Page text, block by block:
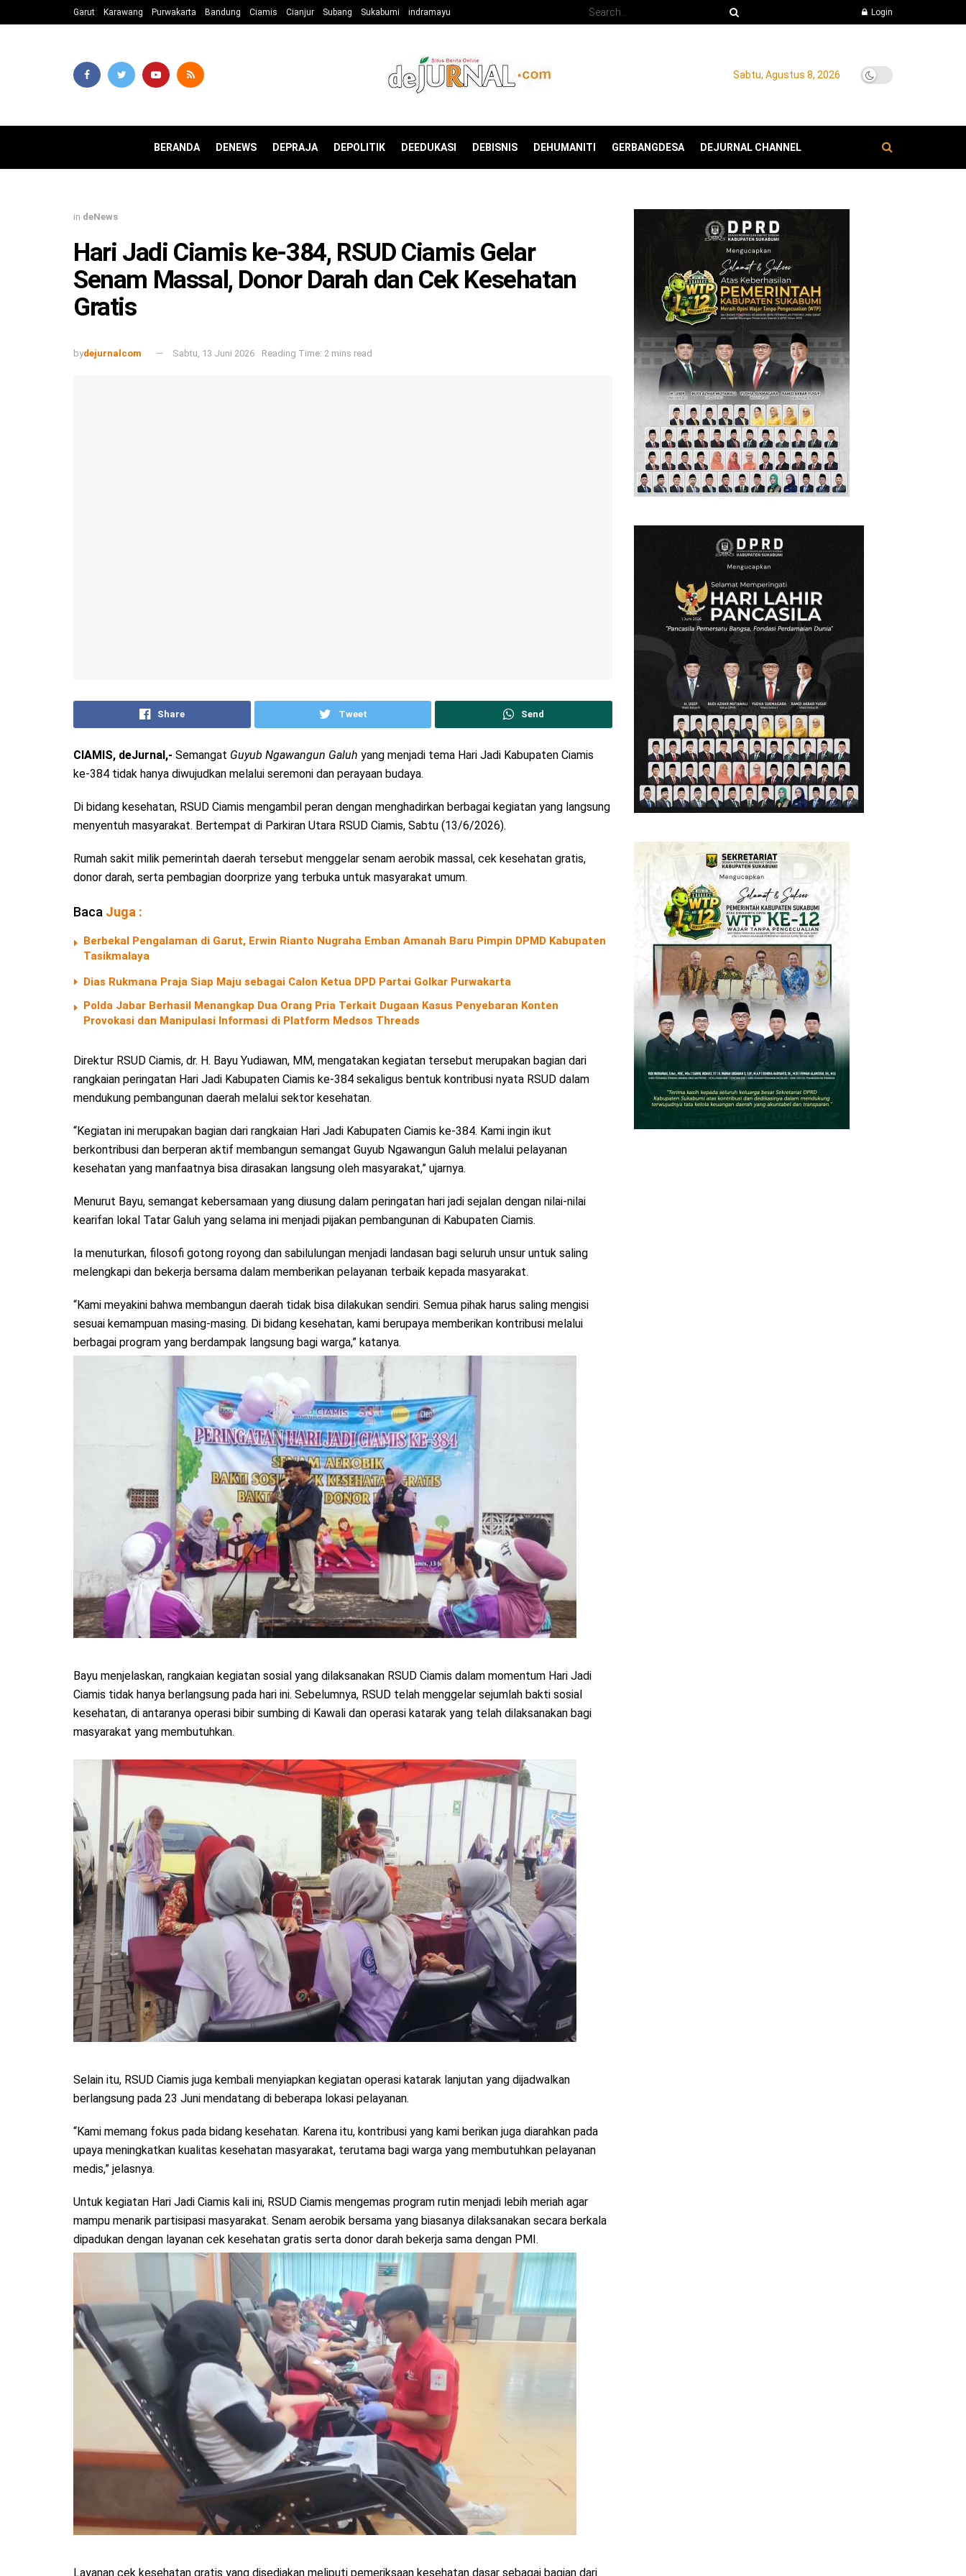
Garut Karawang Purwakarta Bandung Ciamis Cianjur Subang Sukabumi indramayu Login
Sabtu, Agustus 8, 2026
BERANDA DENEWS DEPRAJA DEPOLITIK DEEDUKASI DEBISNIS DEHUMANITI GERBANGDESA DEJURNAL CHANNEL
in deNews
Hari Jadi Ciamis ke-384, RSUD Ciamis Gelar
Senam Massal, Donor Darah dan Cek Kesehatan
Gratis
bydejurnalcom Sabtu, 13 Juni 2026 Reading Time: 2 mins read
Share Tweet Send
CIAMIS, deJurnal,- Semangat Guyub Ngawangun Galuh yang menjadi tema Hari Jadi Kabupaten Ciamis
ke-384 tidak hanya diwujudkan melalui seremoni dan perayaan budaya.
Di bidang kesehatan, RSUD Ciamis mengambil peran dengan menghadirkan berbagai kegiatan yang langsung
menyentuh masyarakat. Bertempat di Parkiran Utara RSUD Ciamis, Sabtu (13/6/2026).
Rumah sakit milik pemerintah daerah tersebut menggelar senam aerobik massal, cek kesehatan gratis,
donor darah, serta pembagian doorprize yang terbuka untuk masyarakat umum.
Baca Juga :
Berbekal Pengalaman di Garut, Erwin Rianto Nugraha Emban Amanah Baru Pimpin DPMD Kabupaten
Tasikmalaya
Dias Rukmana Praja Siap Maju sebagai Calon Ketua DPD Partai Golkar Purwakarta
Polda Jabar Berhasil Menangkap Dua Orang Pria Terkait Dugaan Kasus Penyebaran Konten
Provokasi dan Manipulasi Informasi di Platform Medsos Threads
Direktur RSUD Ciamis, dr. H. Bayu Yudiawan, MM, mengatakan kegiatan tersebut merupakan bagian dari
rangkaian peringatan Hari Jadi Kabupaten Ciamis ke-384 sekaligus bentuk kontribusi nyata RSUD dalam
mendukung pembangunan daerah melalui sektor kesehatan.
“Kegiatan ini merupakan bagian dari rangkaian Hari Jadi Kabupaten Ciamis ke-384. Kami ingin ikut
berkontribusi dan berperan aktif membangun semangat Guyub Ngawangun Galuh melalui pelayanan
kesehatan yang manfaatnya bisa dirasakan langsung oleh masyarakat,” ujarnya.
Menurut Bayu, semangat kebersamaan yang diusung dalam peringatan hari jadi sejalan dengan nilai-nilai
kearifan lokal Tatar Galuh yang selama ini menjadi pijakan pembangunan di Kabupaten Ciamis.
Ia menuturkan, filosofi gotong royong dan sabilulungan menjadi landasan bagi seluruh unsur untuk saling
melengkapi dan bekerja bersama dalam memberikan pelayanan terbaik kepada masyarakat.
“Kami meyakini bahwa membangun daerah tidak bisa dilakukan sendiri. Semua pihak harus saling mengisi
sesuai kemampuan masing-masing. Di bidang kesehatan, kami berupaya memberikan kontribusi melalui
berbagai program yang berdampak langsung bagi warga,” katanya.
Bayu menjelaskan, rangkaian kegiatan sosial yang dilaksanakan RSUD Ciamis dalam momentum Hari Jadi
Ciamis tidak hanya berlangsung pada hari ini. Sebelumnya, RSUD telah menggelar sejumlah bakti sosial
kesehatan, di antaranya operasi bibir sumbing di Kawali dan operasi katarak yang telah dilaksanakan bagi
masyarakat yang membutuhkan.
Selain itu, RSUD Ciamis juga kembali menyiapkan kegiatan operasi katarak lanjutan yang dijadwalkan
berlangsung pada 23 Juni mendatang di beberapa lokasi pelayanan.
“Kami memang fokus pada bidang kesehatan. Karena itu, kontribusi yang kami berikan juga diarahkan pada
upaya meningkatkan kualitas kesehatan masyarakat, terutama bagi warga yang membutuhkan pelayanan
medis,” jelasnya.
Untuk kegiatan Hari Jadi Ciamis kali ini, RSUD Ciamis mengemas program rutin menjadi lebih meriah agar
mampu menarik partisipasi masyarakat. Senam aerobik bersama yang biasanya dilaksanakan secara berkala
dipadukan dengan layanan cek kesehatan gratis serta donor darah bekerja sama dengan PMI.
Layanan cek kesehatan gratis yang disediakan meliputi pemeriksaan kesehatan dasar sebagai bagian dari